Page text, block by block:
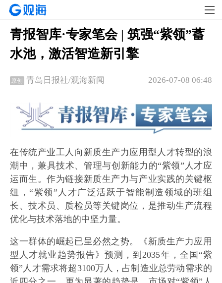
青报智库·专家笔会 | 筑强“紫领”蓄
水池，激活智造新引擎
原创 2026-07-08 06:48
青岛日报社/观海新闻
在传统产业工人向新质生产力应用型人才转型的浪
潮中，兼具技术、管理与创新能力的“紫领”人才应
运而生。作为链接新质生产力与产业实践的关键枢
纽，“紫领”人才广泛活跃于智能制造领域的班组
长、技术员、质检员等关键岗位，是推动生产流程
优化与技术落地的中坚力量。
这一群体的崛起已呈必然之势。《新质生产力应用
型人才就业趋势报告》预测，到2035年，全国“紫
领”人才需求将超3100万人，占制造业总劳动需求的